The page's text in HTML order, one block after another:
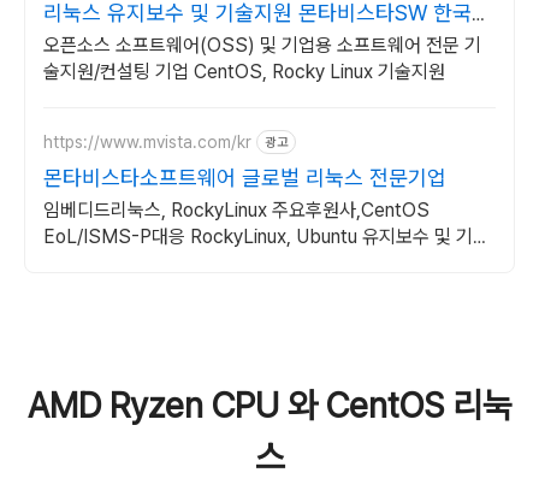
리눅스 유지보수 및 기술지원 몬타비스타SW 한국
대리점
오픈소스 소프트웨어(OSS) 및 기업용 소프트웨어 전문 기
술지원/컨설팅 기업 CentOS, Rocky Linux 기술지원
https://www.mvista.com/kr 광고
몬타비스타소프트웨어 글로벌 리눅스 전문기업
임베디드리눅스, RockyLinux 주요후원사,CentOS
EoL/ISMS-P대응 RockyLinux, Ubuntu 유지보수 및 기술
AMD Ryzen CPU 와 CentOS 리눅
스